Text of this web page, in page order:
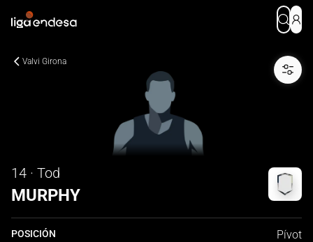
Valvi Girona
14 · Tod
MURPHY
POSICIÓN Pívot